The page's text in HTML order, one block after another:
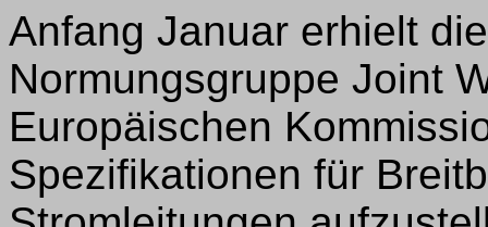
Anfang Januar erhielt
Normungsgruppe Joint
Europäischen
Spezifikationen für